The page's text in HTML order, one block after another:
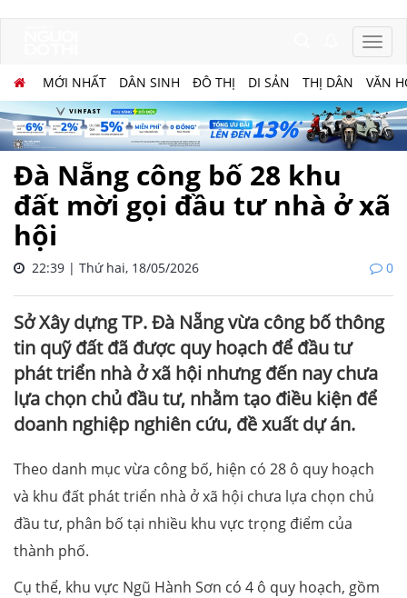
MỚI NHẤT DÂN SINH ĐÔ THỊ DI SẢN THỊ DÂN VĂN
Đà Nẵng công bố 28 khu
đất mời gọi đầu tư nhà ở xã
hội
22:39 | Thứ hai, 18/05/2026 0
Sở Xây dựng TP. Đà Nẵng vừa công bố thông
tin quỹ đất đã được quy hoạch để đầu tư
phát triển nhà ở xã hội nhưng đến nay chưa
lựa chọn chủ đầu tư, nhằm tạo điều kiện để
doanh nghiệp nghiên cứu, đề xuất dự án.
Theo danh mục vừa công bố, hiện có 28 ô quy hoạch
và khu đất phát triển nhà ở xã hội chưa lựa chọn chủ
đầu tư, phân bố tại nhiều khu vực trọng điểm của
thành phố.
Cụ thể, khu vực Ngũ Hành Sơn có 4 ô quy hoạch, gồm